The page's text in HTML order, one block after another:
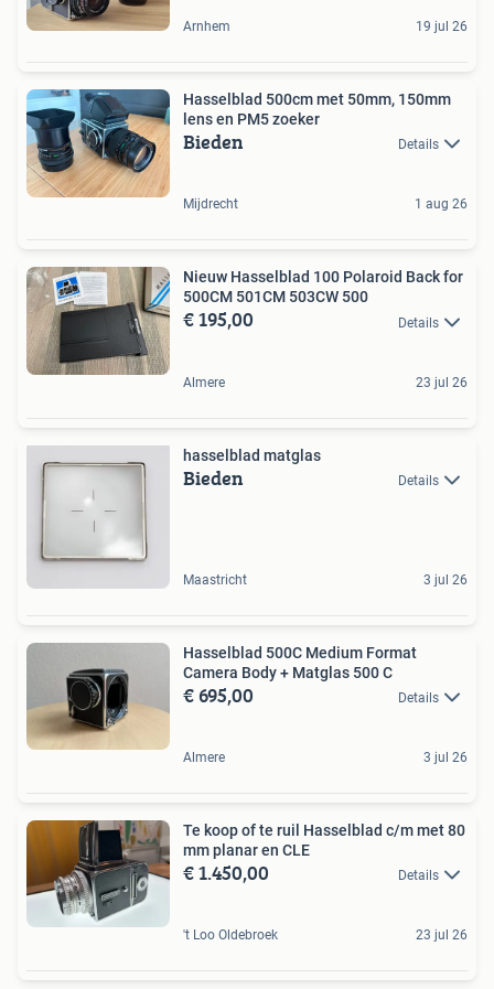
Arnhem 19 jul 26
Hasselblad 500cm met 50mm, 150mm
lens en PM5 zoeker
Bieden Details
Mijdrecht 1 aug 26
Nieuw Hasselblad 100 Polaroid Back for
500CM 501CM 503CW 500
€ 195,00 Details
Almere 23 jul 26
hasselblad matglas
Bieden Details
Maastricht 3 jul 26
Hasselblad 500C Medium Format
Camera Body + Matglas 500 C
€ 695,00 Details
Almere 3 jul 26
Te koop of te ruil Hasselblad c/m met 80
mm planar en CLE
€ 1.450,00 Details
't Loo Oldebroek 23 jul 26